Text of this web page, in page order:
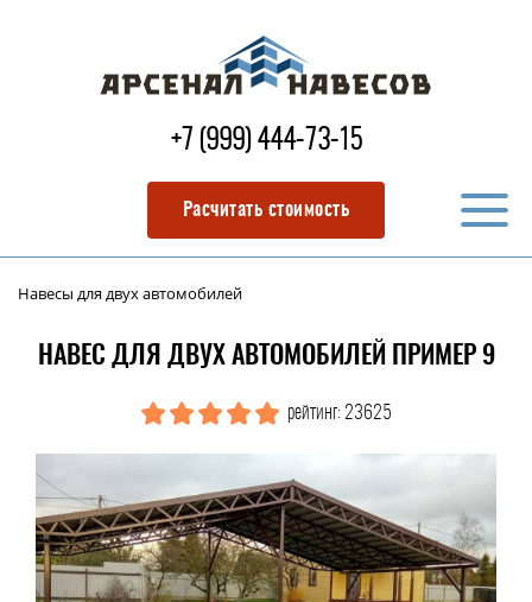
+7 (999) 444-73-15
Расчитать стоимость
Навесы для двух автомобилей
НАВЕС ДЛЯ ДВУХ АВТОМОБИЛЕЙ ПРИМЕР 9
рейтинг: 23625